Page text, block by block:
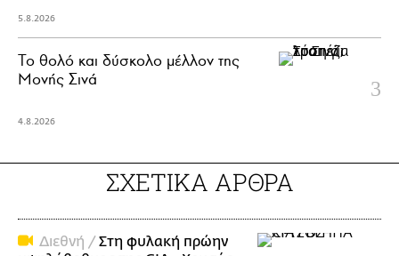
5.8.2026
Το θολό και δύσκολο μέλλον της
Μονής Σινά
4.8.2026
ΣΧΕΤΙΚΑ ΑΡΘΡΑ
Διεθνή /Στη φυλακή πρώην